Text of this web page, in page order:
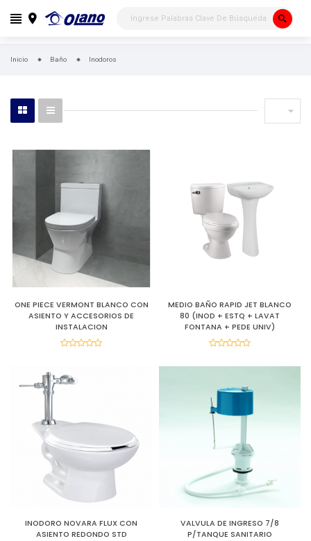
search
Inicio Baño Inodoros

ONE PIECE VERMONT BLANCO CON
ASIENTO Y ACCESORIOS DE
INSTALACION
MEDIO BAÑO RAPID JET BLANCO
80 (INOD + ESTQ + LAVAT
FONTANA + PEDE UNIV)
INODORO NOVARA FLUX CON
ASIENTO REDONDO STD
VALVULA DE INGRESO 7/8
P/TANQUE SANITARIO